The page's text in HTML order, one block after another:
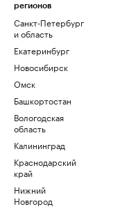
регионов
Санкт-Петербург
и область
Екатеринбург
Новосибирск
Омск
Башкортостан
Вологодская
область
Калининград
Краснодарский
край
Нижний
Новгород